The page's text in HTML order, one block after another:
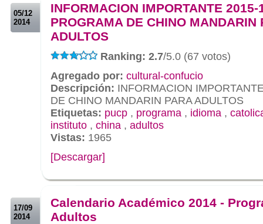
05/12
2014
INFORMACION IMPORTANTE 2015-
PROGRAMA DE CHINO MANDARIN
ADULTOS
Ranking: 2.7/5.0 (67 votos)
Agregado por: cultural-confucio
Descripción: INFORMACION
DE CHINO MANDARIN PARA ADULTOS
Etiquetas: pucp , programa , idioma ,
instituto , china , adultos
Vistas: 1965
[Descargar]
17/09
2014
Calendario Académico 2014 -
Adultos